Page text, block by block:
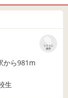
リストに
保存
から981m
生